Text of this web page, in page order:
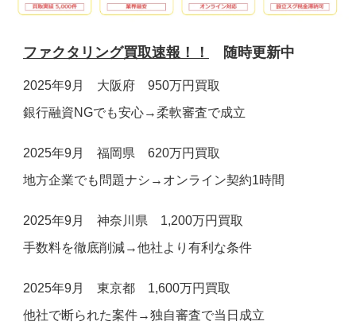
ファクタリング買取速報！！ 随時更新中
2025年9月 大阪府 950万円買取
銀行融資NGでも安心→柔軟審査で成立
2025年9月 福岡県 620万円買取
地方企業でも問題ナシ→オンライン契約1時間
2025年9月 神奈川県 1,200万円買取
手数料を徹底削減→他社より有利な条件
2025年9月 東京都 1,600万円買取
他社で断られた案件→独自審査で当日成立